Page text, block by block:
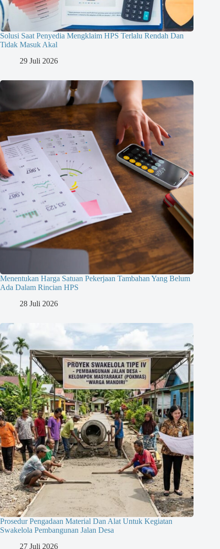
Solusi Saat Penyedia Mengklaim HPS Terlalu Rendah Dan
Tidak Masuk Akal
29 Juli 2026
Menentukan Harga Satuan Pekerjaan Tambahan Yang Belum
Ada Dalam Rincian HPS
28 Juli 2026
Prosedur Pengadaan Material Dan Alat Untuk Kegiatan
Swakelola Pembangunan Jalan Desa
27 Juli 2026